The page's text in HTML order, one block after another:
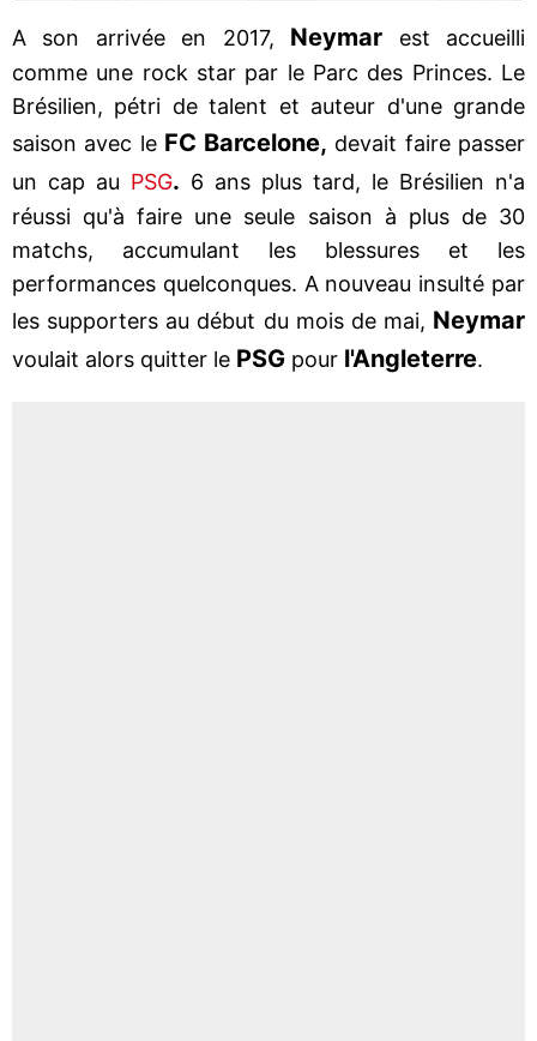
A son arrivée en 2017, Neymar est accueilli
comme une rock star par le Parc des Princes. Le
Brésilien, pétri de talent et auteur d'une grande
saison avec le FC Barcelone, devait faire passer
un cap au PSG. 6 ans plus tard, le Brésilien n'a
réussi qu'à faire une seule saison à plus de 30
matchs, accumulant les blessures et les
performances quelconques. A nouveau insulté par
les supporters au début du mois de mai, Neymar
voulait alors quitter le PSG pour l'Angleterre.